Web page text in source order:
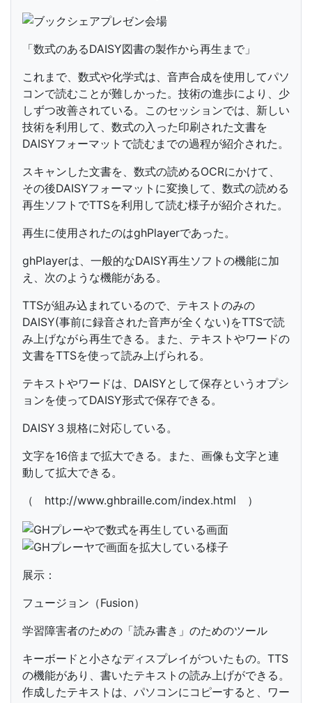
「数式のあるDAISY図書の製作から再生まで」
これまで、数式や化学式は、音声合成を使用してパソ
コンで読むことが難しかった。技術の進歩により、少
しずつ改善されている。このセッションでは、新しい
技術を利用して、数式の入った印刷された文書を
DAISYフォーマットで読むまでの過程が紹介された。
スキャンした文書を、数式の読めるOCRにかけて、
その後DAISYフォーマットに変換して、数式の読める
再生ソフトでTTSを利用して読む様子が紹介された。
再生に使用されたのはghPlayerであった。
ghPlayerは、一般的なDAISY再生ソフトの機能に加
え、次のような機能がある。
TTSが組み込まれているので、テキストのみの
DAISY(事前に録音された音声が全くない)をTTSで読
み上げながら再生できる。また、テキストやワードの
文書をTTSを使って読み上げられる。
テキストやワードは、DAISYとして保存というオプシ
ョンを使ってDAISY形式で保存できる。
DAISY３規格に対応している。
文字を16倍まで拡大できる。また、画像も文字と連
動して拡大できる。
（ http://www.ghbraille.com/index.html ）
展示：
フュージョン（Fusion）
学習障害者のための「読み書き」のためのツール
キーボードと小さなディスプレイがついたもの。TTS
の機能があり、書いたテキストの読み上げができる。
作成したテキストは、パソコンにコピーすると、ワー